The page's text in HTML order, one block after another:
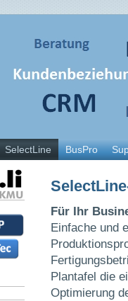
SelectLine BusPro
Für Ihr
Einfache und
Plantafel die
Optimierung